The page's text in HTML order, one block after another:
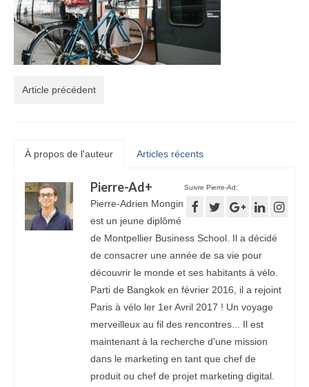
Article précédent
À propos de l'auteur Articles récents
Suivre Pierre-Ad:
Pierre-Ad+
Pierre-Adrien Mongin
est un jeune diplômé
de Montpellier Business School. Il a décidé
de consacrer une année de sa vie pour
découvrir le monde et ses habitants à vélo.
Parti de Bangkok en février 2016, il a rejoint
Paris à vélo ler 1er Avril 2017 ! Un voyage
merveilleux au fil des rencontres... Il est
maintenant à la recherche d'une mission
dans le marketing en tant que chef de
produit ou chef de projet marketing digital.